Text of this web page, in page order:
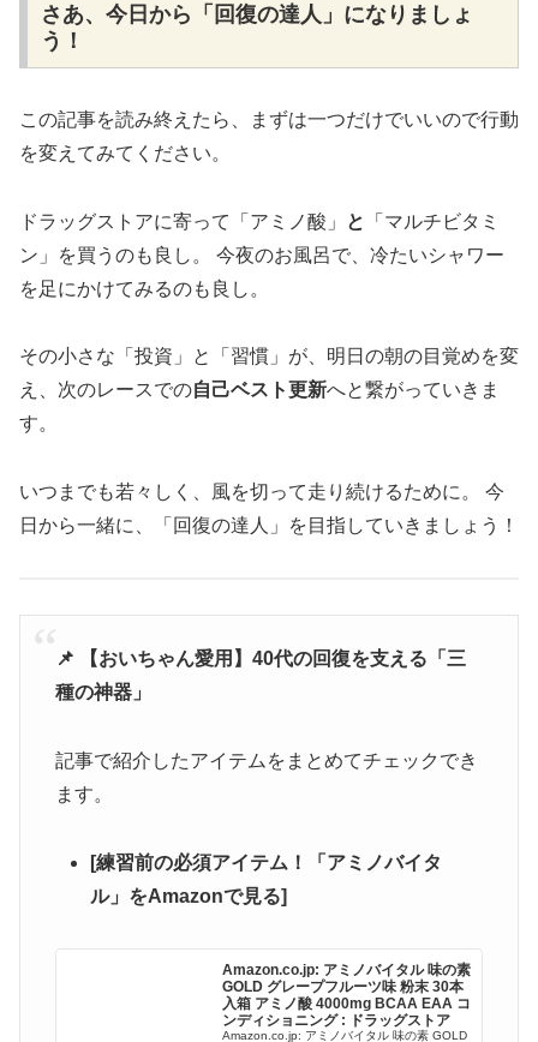
さあ、今日から「回復の達人」になりましょ
う！
この記事を読み終えたら、まずは一つだけでいいので行動
を変えてみてください。
ドラッグストアに寄って「アミノ酸」 と
「マルチビタミ
ン」を買うのも良し。 今夜のお風呂で、冷たいシャワー
を足にかけてみるのも良し。
その小さな「投資」と「習慣」が、明日の朝の目覚めを変
え、次のレースでの自己ベスト更新へと繋がっていきま
す。
いつまでも若々しく、風を切って走り続けるために。 今
日から一緒に、「回復の達人」を目指していきましょう！
📌 【おいちゃん愛用】40代の回復を支える「三
種の神器」
記事で紹介したアイテムをまとめてチェックでき
ます。
[練習前の必須アイテム！「アミノバイタ
ル」をAmazonで見る]
Amazon.co.jp: アミノバイタル 味の素
GOLD グレープフルーツ味 粉末 30本
入箱 アミノ酸 4000mg BCAA EAA コ
ンディショニング : ドラッグストア
Amazon.co.jp: アミノバイタル 味の素 GOLD